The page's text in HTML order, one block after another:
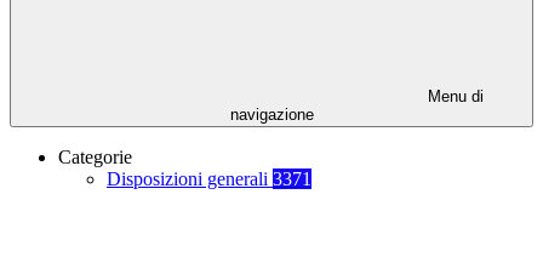
Menu di
navigazione
Categorie
Disposizioni generali 3371